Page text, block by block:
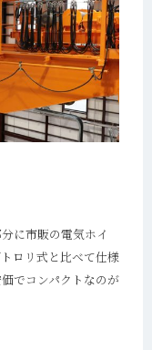
に市販の電気ホイ
ロリ式と比べて仕様
でコンパクトなのが